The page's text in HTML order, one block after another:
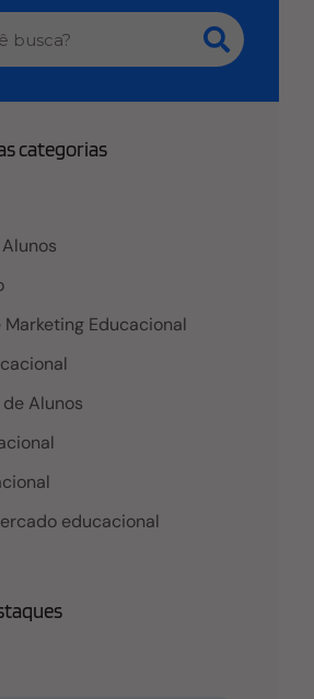
categorias
Educacional
Alunos
educacional